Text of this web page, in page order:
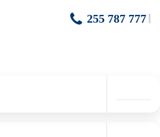
255 787 777